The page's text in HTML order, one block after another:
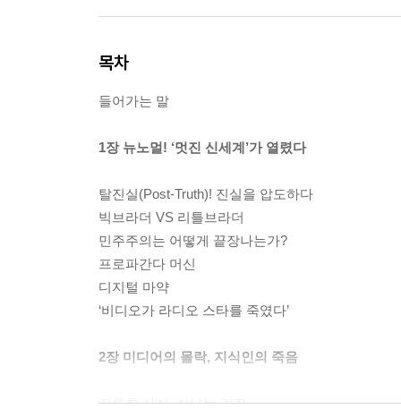
목차
들어가는 말
1장 뉴노멀! ‘멋진 신세계’가 열렸다
탈진실(Post-Truth)! 진실을 압도하다
빅브라더 VS 리틀브라더
민주주의는 어떻게 끝장나는가?
프로파간다 머신
디지털 마약
‘비디오가 라디오 스타를 죽였다’
2장 미디어의 몰락, 지식인의 죽음
지루한 사실, 신나는 거짓